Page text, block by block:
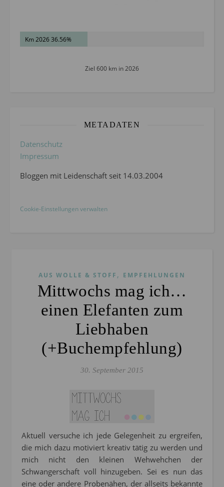
Km 2026 36.56%
Ziel 600 km in 2026
METADATEN
Datenschutz
Impressum
Bloggen mit Leidenschaft seit 14.03.2004
Cookie-Einstellungen verwalten
AUS WOLLE & STOFF , EMPFEHLUNGEN
Mittwochs mag ich…
einen Elefanten zum
Liebhaben
(+Buchempfehlung)
30. September 2015
Aktuell versuche ich jede Gelegenheit zu ergreifen,
die mich dazu motiviert kreativ tätig zu werden und
mich nicht den kleinen Wehwehchen der
Schwangerschaft voll hinzugeben. Sei es nun das
eine oder andere Probenähen, der allseits bekannte